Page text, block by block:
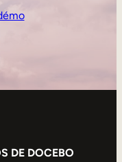
DE DOCEBO